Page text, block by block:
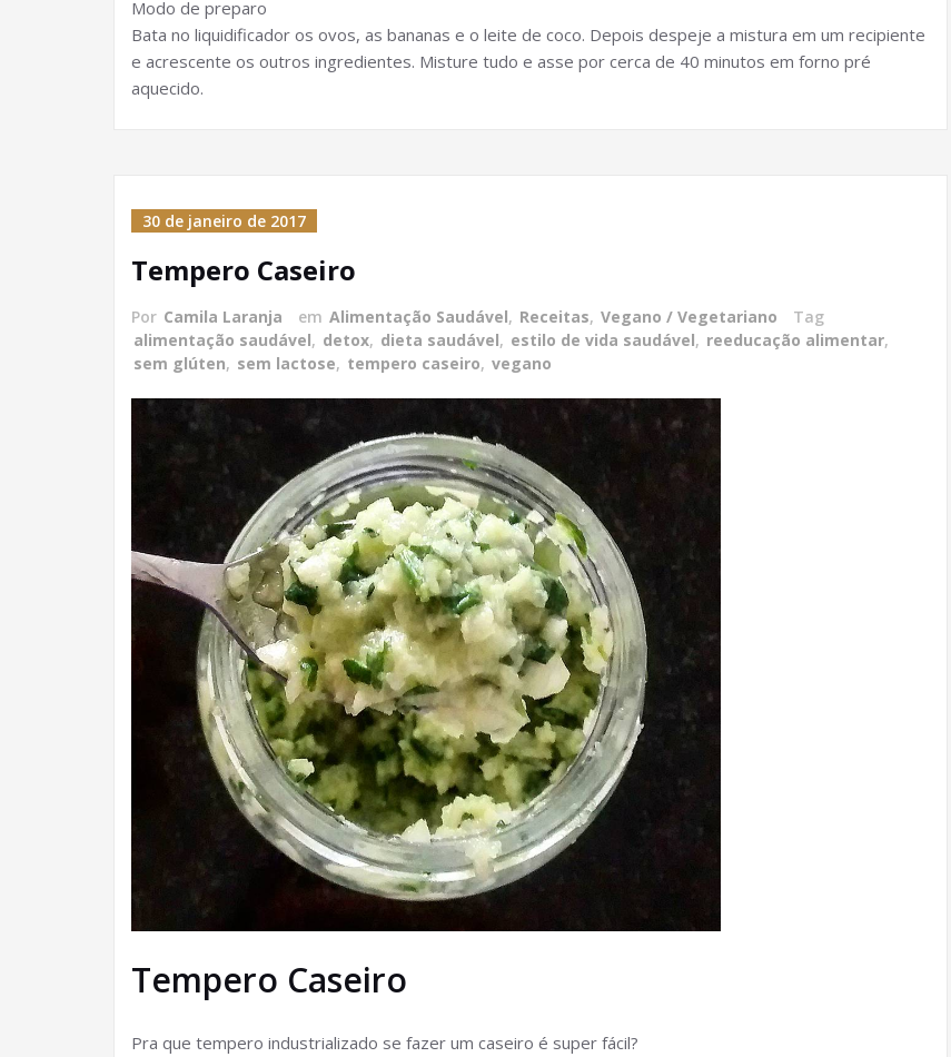
Modo de preparo
Bata no liquidificador os ovos, as bananas e o leite de coco. Depois despeje a mistura em um recipiente
e acrescente os outros ingredientes. Misture tudo e asse por cerca de 40 minutos em forno pré
aquecido.
30 de janeiro de 2017
Tempero Caseiro
Por Camila Laranja em Alimentação Saudável, Receitas, Vegano / Vegetariano
Tag
alimentação saudável, detox, dieta saudável, estilo de vida saudável, reeducação alimentar,
sem glúten, sem lactose, tempero caseiro, vegano
Tempero Caseiro
Pra que tempero industrializado se fazer um caseiro é super fácil?